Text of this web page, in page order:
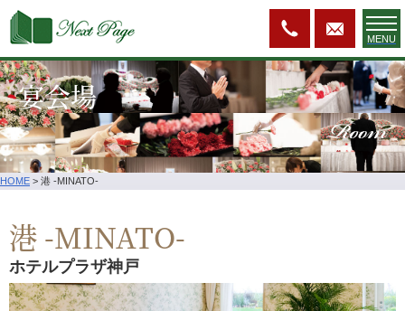
MENU
宴会場 Room
HOME > 港 -MINATO-
港 -MINATO-
ホテルプラザ神戸